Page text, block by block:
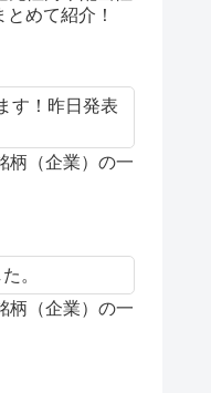
めて紹介！
す！昨日発表
柄（企業）の一
。
柄（企業）の一